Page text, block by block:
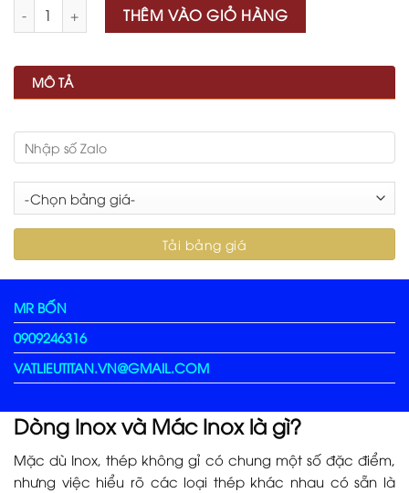
THÊM VÀO GIỎ HÀNG
MÔ TẢ
MR BỐN
0909246316
VATLIEUTITAN.VN@GMAIL.COM
Dòng Inox và Mác Inox là gì?
Mặc dù Inox, thép không gỉ có chung một số đặc điểm,
nhưng việc hiểu rõ các loại thép khác nhau có sẵn là